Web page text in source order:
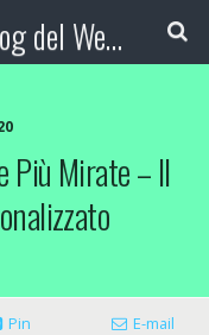
Booking Blog™ - Il blog del Web Marketing Turistico
Più Mirate – Il
Pin E-mail